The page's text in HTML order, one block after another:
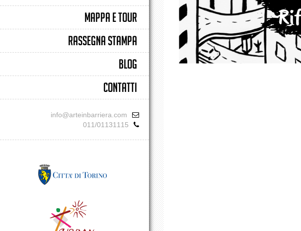
MAPPA E TOUR
RASSEGNA STAMPA
BLOG
CONTATTI
info@arteinbarriera.com
011/01131115